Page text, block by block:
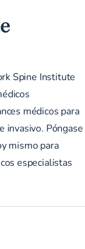
Spine Institute
médicos para
invasivo. Póngase
mismo para
especialistas